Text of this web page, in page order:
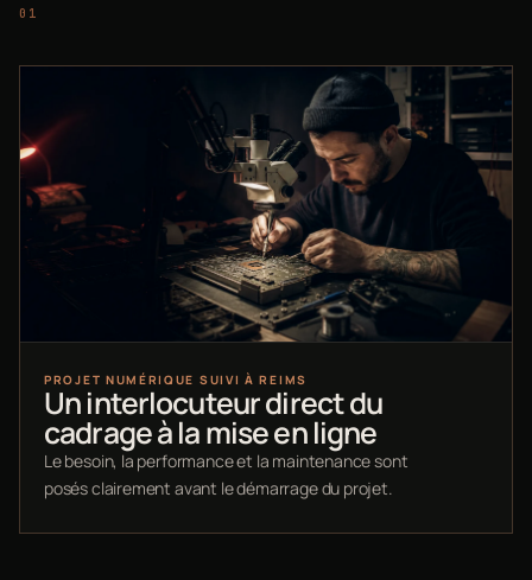
PROJET NUMÉRIQUE SUIVI À REIMS
Un interlocuteur direct du
cadrage à la mise en ligne
Le besoin, la performance et la maintenance sont
posés clairement avant le démarrage du projet.